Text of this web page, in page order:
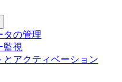
タの管理
監視
とアクティベーション